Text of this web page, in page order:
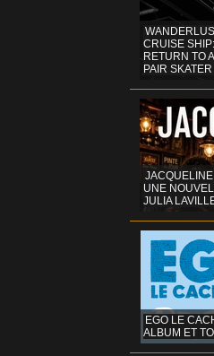
CRUISE
RETURN TO
PAIR SKATER
UNE
JULIA
EGO LE
ALBUM ET